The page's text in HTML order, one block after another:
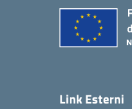
Link Esterni